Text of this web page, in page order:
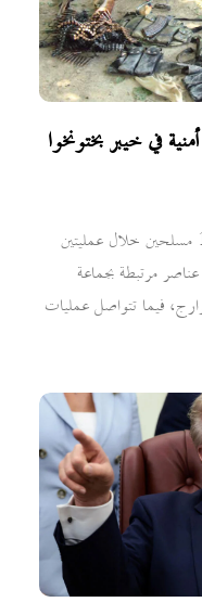
في خيبر بختونخوا
أعلنت القوات الأمنية الباكستانية مقتل 10 مسلحين خلال عمليتين
عناصر مرتبطة بجماعة
فيما تتواصل عمليات